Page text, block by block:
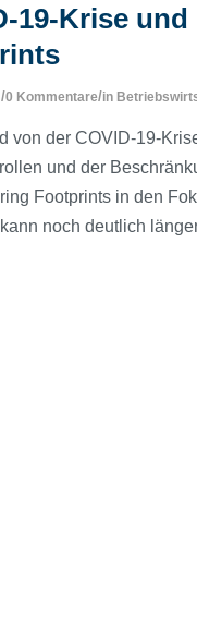
19-Krise
/0 Kommentare/in
von der COVID-19-
und der
Footprints in den
noch deutlich